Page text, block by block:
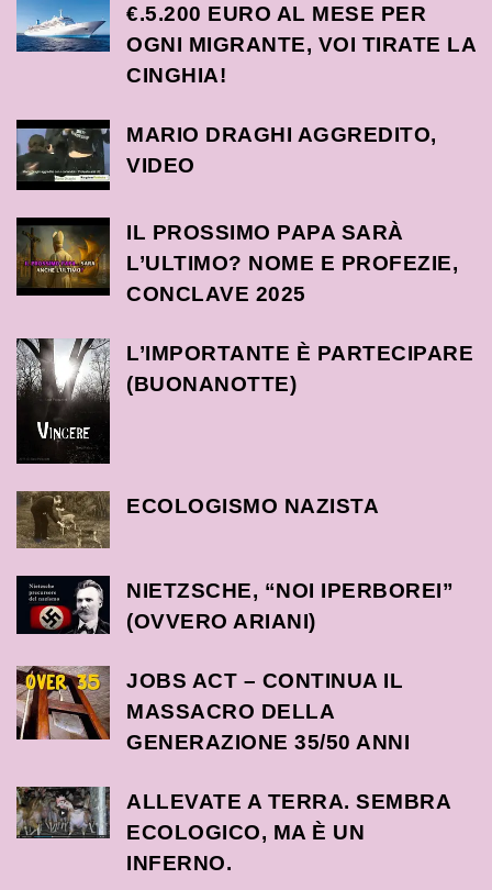
€.5.200 EURO AL MESE PER
OGNI MIGRANTE, VOI TIRATE LA
CINGHIA!
MARIO DRAGHI AGGREDITO,
VIDEO
IL PROSSIMO PAPA SARÀ
L’ULTIMO? NOME E PROFEZIE,
CONCLAVE 2025
L’IMPORTANTE È PARTECIPARE
(BUONANOTTE)
ECOLOGISMO NAZISTA
NIETZSCHE, “NOI IPERBOREI”
(OVVERO ARIANI)
JOBS ACT – CONTINUA IL
MASSACRO DELLA
GENERAZIONE 35/50 ANNI
ALLEVATE A TERRA. SEMBRA
ECOLOGICO, MA È UN
INFERNO.